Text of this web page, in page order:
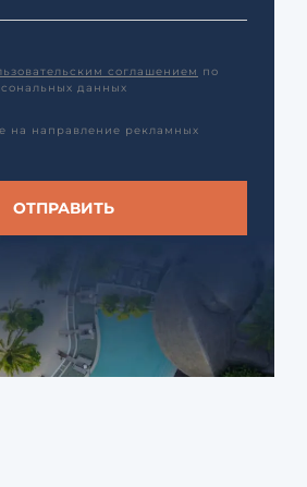
соглашением по
данных
на направление рекламных